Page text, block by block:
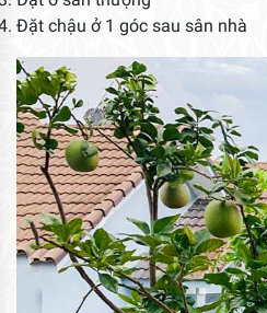
Đặt chậu ở 1 góc sau sân nhà